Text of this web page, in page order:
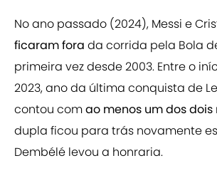
No ano passado (2024), Messi e
ficaram fora da corrida pela Bola
primeira vez desde 2003. Entre o
2023, ano da última conquista de
contou comao menos um dos dois
dupla ficou para trás novamente
Dembélé levou a honraria.